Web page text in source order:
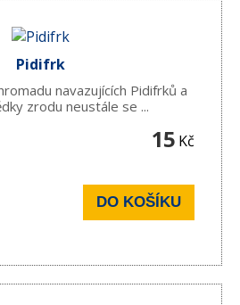
Pidifrk
navazujících Pidifrků a
zrodu neustále se ...
15 Kč
DO KOŠÍKU